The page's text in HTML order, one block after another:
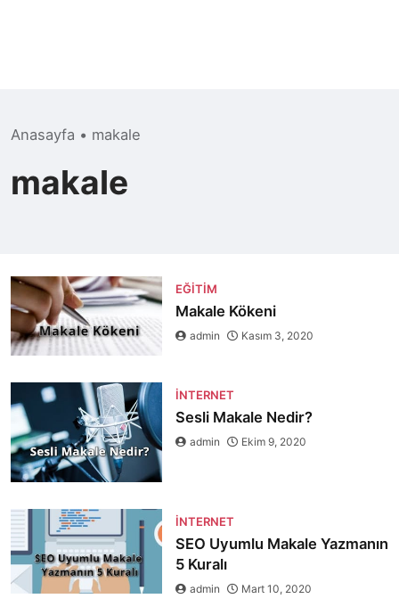
Anasayfa • makale
makale
EĞITIM
Makale Kökeni
admin Kasım 3, 2020
İNTERNET
Sesli Makale Nedir?
admin Ekim 9, 2020
İNTERNET
SEO Uyumlu Makale Yazmanın
5 Kuralı
admin Mart 10, 2020